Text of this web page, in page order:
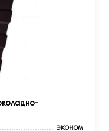
эконом